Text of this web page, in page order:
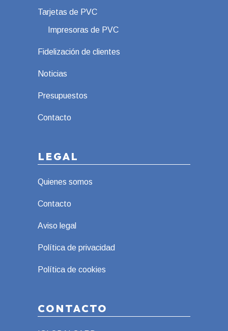
Tarjetas de PVC
Impresoras de PVC
Fidelización de clientes
Noticias
Presupuestos
Contacto
LEGAL
Quienes somos
Contacto
Aviso legal
Política de privacidad
Política de cookies
CONTACTO